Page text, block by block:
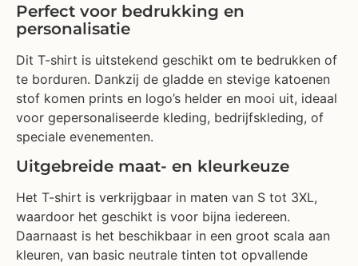
Perfect voor bedrukking en
personalisatie
Dit T-shirt is uitstekend geschikt om te bedrukken of
te borduren. Dankzij de gladde en stevige katoenen
stof komen prints en logo’s helder en mooi uit, ideaal
voor gepersonaliseerde kleding, bedrijfskleding, of
speciale evenementen.
Uitgebreide maat- en kleurkeuze
Het T-shirt is verkrijgbaar in maten van S tot 3XL,
waardoor het geschikt is voor bijna iedereen.
Daarnaast is het beschikbaar in een groot scala aan
kleuren, van basic neutrale tinten tot opvallende